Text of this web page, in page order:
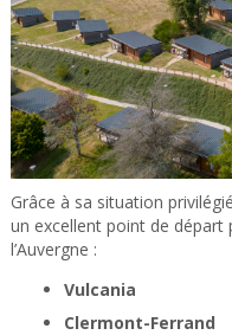
Grâce à sa situation
un excellent point de départ
l’Auvergne :
Vulcania
Clermont-Ferrand